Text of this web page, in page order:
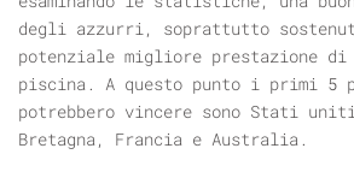
degli azzurri, soprattutto
potenziale migliore prestazione di
piscina. A questo punto i primi 5
potrebbero vincere sono Stati
Bretagna, Francia e Australia.